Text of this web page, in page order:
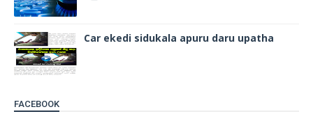
Car ekedi sidukala apuru daru upatha
FACEBOOK